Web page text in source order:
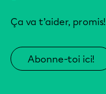
Ça va t’aider, promis!
Abonne-toi ici!